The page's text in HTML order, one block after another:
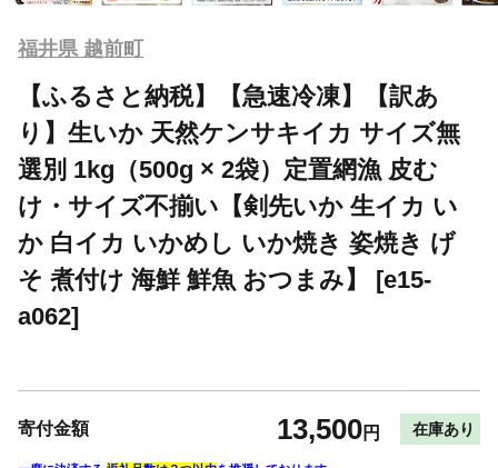
福井県 越前町
【ふるさと納税】【急速冷凍】【訳あ
り】生いか 天然ケンサキイカ サイズ無
選別 1kg（500g × 2袋）定置網漁 皮む
け・サイズ不揃い【剣先いか 生イカ い
か 白イカ いかめし いか焼き 姿焼き げ
そ 煮付け 海鮮 鮮魚 おつまみ】 [e15-
a062]
寄付金額 13,500円 在庫あり